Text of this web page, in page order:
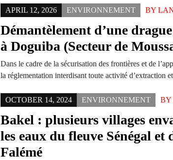
APRIL 12, 2026 ENVIRONNEMENT BY
Démantèlement d’une
à Doguiba (Secteur de
Dans le cadre de la sécurisation des frontières et de
la réglementation interdisant toute activité d’extraction
OCTOBER 14, 2024 ENVIRONNEMENT BY
Bakel : plusieurs villages
les eaux du fleuve Sénégal et
Falémé